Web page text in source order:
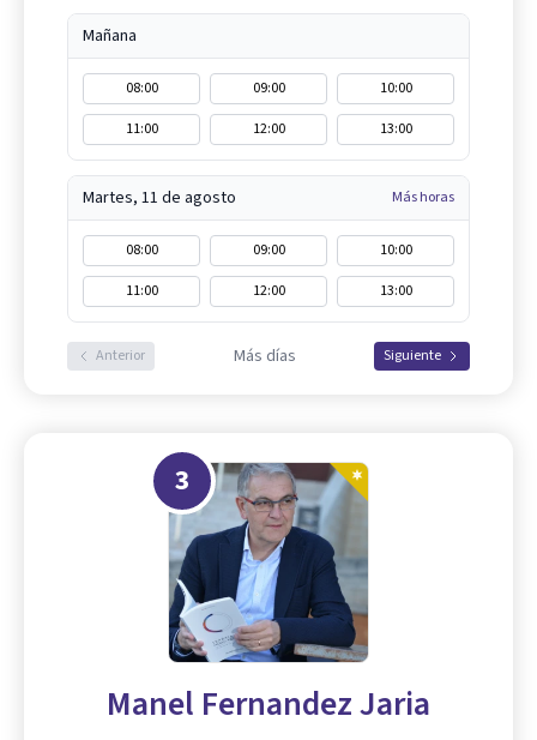
Mañana
08:00 09:00
10:00
11:00
12:00 13:00
Martes, 11 de agosto Más horas
08:00 09:00
10:00
11:00
12:00 13:00
Anterior Más días Siguiente
3
Manel Fernandez Jaria